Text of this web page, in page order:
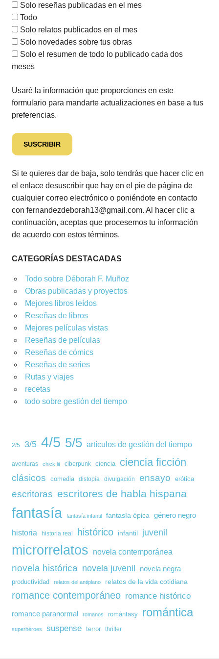
Solo reseñas publicadas en el mes
Todo
Solo relatos publicados en el mes
Solo novedades sobre tus obras
Solo el resumen de todo lo publicado cada dos
meses
Usaré la información que proporciones en este
formulario para mandarte actualizaciones en base a tus
preferencias.
Si te quieres dar de baja, solo tendrás que hacer clic en
el enlace desuscribir que hay en el pie de página de
cualquier correo electrónico o poniéndote en contacto
con fernandezdeborah13@gmail.com. Al hacer clic a
continuación, aceptas que procesemos tu información
de acuerdo con estos términos.
CATEGORÍAS DESTACADAS
Todo sobre Déborah F. Muñoz
Obras publicadas y proyectos
Mejores libros leídos
Reseñas de libros
Mejores películas vistas
Reseñas de películas
Reseñas de cómics
Reseñas de series
Rutas y viajes
recetas
todo sobre gestión del tiempo
2/5 3/5 4/5 5/5 artículos de gestión del tiempo
aventuras chick lit ciberpunk ciencia ciencia ficción
clásicos comedia distopía divulgación ensayo erótica
escritoras escritores de habla hispana
fantasía fantasía infantil fantasía épica género negro
historia historia real histórico infantil juvenil
microrrelatos novela contemporánea
novela histórica novela juvenil novela negra
productividad relatos del antiplano relatos de la vida cotidiana
romance contemporáneo romance histórico
romance paranormal romanos romántasy romántica
superhéroes suspense terror thriller